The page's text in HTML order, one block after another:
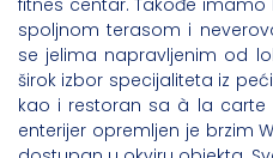
fitnes centar. Takođe
spoljnom terasom i
se jelima napravljenim od
širok izbor specijaliteta iz
kao i restoran sa à la carte
enterijer opremljen je brzim